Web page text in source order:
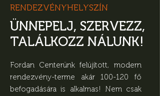
RENDEZVÉNYHELYSZÍN
ÜNNEPELJ, SZERVEZZ,
TALÁLKOZZ NÁLUNK!
Fordan Centerünk felújított, modern
rendezvény-terme akár 100-120 fő
befogadására is alkalmas! Nem csak